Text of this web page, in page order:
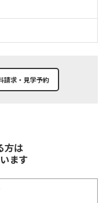
方は
ます